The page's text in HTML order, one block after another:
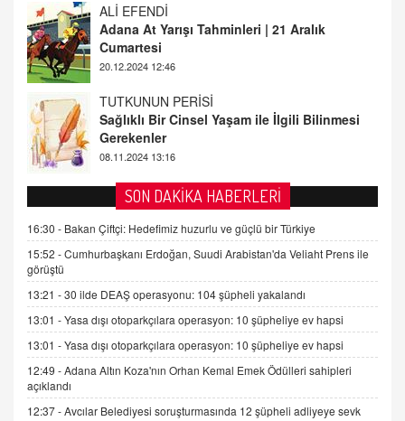
TUTKUNUN PERİSİ
Sağlıklı Bir Cinsel Yaşam ile İlgili Bilinmesi
Gerekenler
08.11.2024 13:16
FARUK ÖNALAN
Tezkere Onaylanmasaydı…
2 Kasım 2021 Salı 00:11
AV. DOĞAN CAN DOĞAN
Kişisel verilerin korunması ve dijital hukukun
gelişimi
15.09.2025 16:17
SEHER EREK
Kış Ayları Geldi, Hangi Önlemler Alınmalı?
9.12.2025 10:11
İNCİ GÜL AKÖL
06.07.2026 13:00
SON DAKİKA HABERLERİ
16:30 - Bakan Çiftçi: Hedefimiz huzurlu ve güçlü bir Türkiye
15:52 -Cumhurbaşkanı Erdoğan, Suudi Arabistan'da Veliaht Prens ile
görüştü
13:21 -30 ilde DEAŞ operasyonu: 104 şüpheli yakalandı
13:01 -Yasa dışı otoparkçılara operasyon: 10 şüpheliye ev hapsi
13:01 -Yasa dışı otoparkçılara operasyon: 10 şüpheliye ev hapsi
12:49 -Adana Altın Koza'nın Orhan Kemal Emek Ödülleri sahipleri
açıklandı
12:37 -Avcılar Belediyesi soruşturmasında 12 şüpheli adliyeye sevk